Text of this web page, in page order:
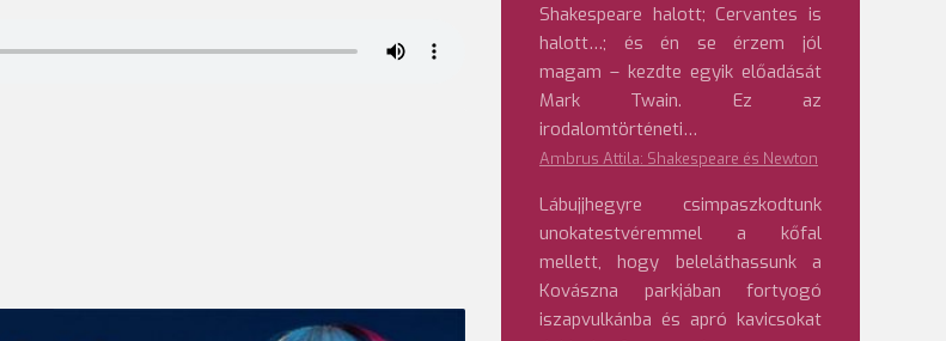
Shakespeare halott; Cervantes is
halott…; és én se érzem jól
magam – kezdte egyik előadását
Mark Twain. Ez az
irodalomtörténeti…
Ambrus Attila: Shakespeare és Newton
Lábujjhegyre csimpaszkodtunk
unokatestvéremmel a kőfal
mellett, hogy beleláthassunk a
Kovászna parkjában fortyogó
iszapvulkánba és apró kavicsokat